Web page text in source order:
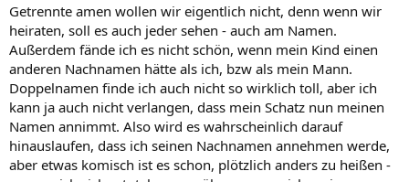
Getrennte amen wollen wir eigentlich nicht, denn wenn wir
heiraten, soll es auch jeder sehen - auch am Namen.
Außerdem fände ich es nicht schön, wenn mein Kind einen
anderen Nachnamen hätte als ich, bzw als mein Mann.
Doppelnamen finde ich auch nicht so wirklich toll, aber ich
kann ja auch nicht verlangen, dass mein Schatz nun meinen
Namen annimmt. Also wird es wahrscheinlich darauf
hinauslaufen, dass ich seinen Nachnamen annehmen werde,
aber etwas komisch ist es schon, plötzlich anders zu heißen -